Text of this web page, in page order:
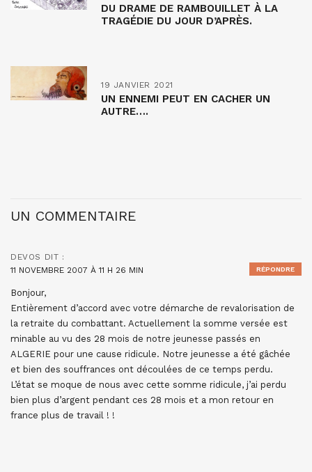
DU DRAME DE RAMBOUILLET À LA
TRAGÉDIE DU JOUR D’APRÈS.
19 JANVIER 2021
UN ENNEMI PEUT EN CACHER UN
AUTRE….
UN COMMENTAIRE
DEVOS DIT :
11 NOVEMBRE 2007 À 11 H 26 MIN
Bonjour,
Entièrement d’accord avec votre démarche de revalorisation de
la retraite du combattant. Actuellement la somme versée est
minable au vu des 28 mois de notre jeunesse passés en
ALGERIE pour une cause ridicule. Notre jeunesse a été gâchée
et bien des souffrances ont découlées de ce temps perdu.
L’état se moque de nous avec cette somme ridicule, j’ai perdu
bien plus d’argent pendant ces 28 mois et a mon retour en
france plus de travail ! !
RÉPONDRE